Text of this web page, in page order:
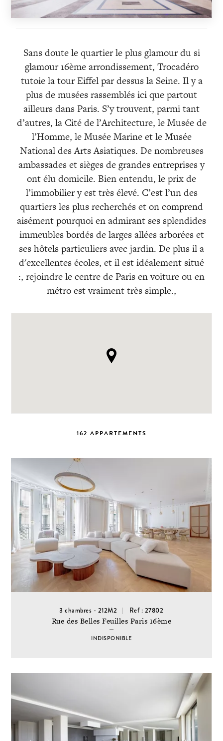
Sans doute le quartier le plus glamour du si
glamour 16ème arrondissement, Trocadéro
tutoie la tour Eiffel par dessus la Seine. Il y a
plus de musées rassemblés ici que partout
ailleurs dans Paris. S’y trouvent, parmi tant
d’autres, la Cité de l’Architecture, le Musée de
l’Homme, le Musée Marine et le Musée
National des Arts Asiatiques. De nombreuses
ambassades et sièges de grandes entreprises y
ont élu domicile. Bien entendu, le prix de
l’immobilier y est très élevé. C’est l’un des
quartiers les plus recherchés et on comprend
aisément pourquoi en admirant ses splendides
immeubles bordés de larges allées arborées et
ses hôtels particuliers avec jardin. De plus il a
d'excellentes écoles, et il est idéalement situé
:, rejoindre le centre de Paris en voiture ou en
métro est vraiment très simple.,
162 APPARTEMENTS
3 chambres - 212M2 Ref : 27802
Rue des Belles Feuilles Paris 16ème
INDISPONIBLE